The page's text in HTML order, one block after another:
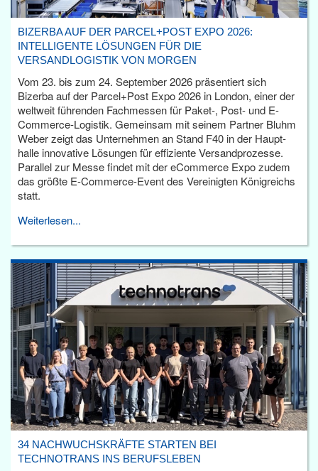
BIZERBA AUF DER PARCEL+POST EXPO 2026:
INTELLIGENTE LÖSUNGEN FÜR DIE
VERSANDLOGISTIK VON MORGEN
Vom 23. bis zum 24. September 2026 präsentiert sich
Bizerba auf der Parcel+Post Expo 2026 in London, einer der
weltweit führenden Fachmessen für Paket-, Post- und E-
Commerce-Logistik. Gemeinsam mit seinem Partner Bluhm
Weber zeigt das Unternehmen an Stand F40 in der Haupt­
halle innovative Lösungen für effiziente Versandprozesse.
Parallel zur Messe findet mit der eCommerce Expo zudem
das größte E-Commerce-Event des Vereinigten Königreichs
statt.
Weiterlesen...
34 NACHWUCHSKRÄFTE STARTEN BEI
TECHNOTRANS INS BERUFSLEBEN